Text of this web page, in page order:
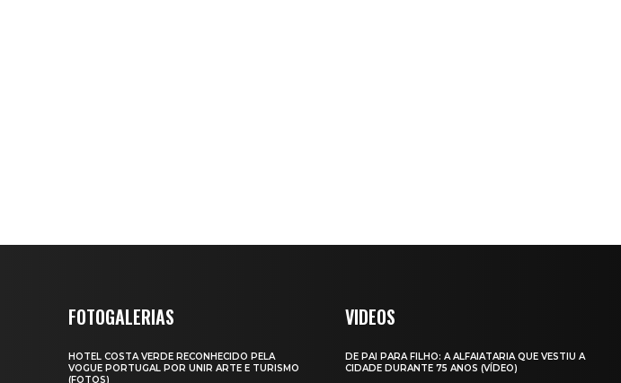
FOTOGALERIAS
HOTEL COSTA VERDE RECONHECIDO PELA
VOGUE PORTUGAL POR UNIR ARTE E TURISMO
(FOTOS)
VIDEOS
DE PAI PARA FILHO: A ALFAIATARIA QUE VESTIU A
CIDADE DURANTE 75 ANOS (VÍDEO)